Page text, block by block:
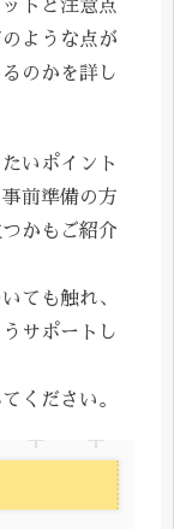
トと注意点
ような点が
のかを詳し
いポイント
前準備の方
かもご紹介
ても触れ、
サポートし
ください。